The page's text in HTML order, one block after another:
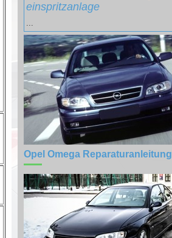
einspritzanlage
...
Opel Omega Reparaturanleitung